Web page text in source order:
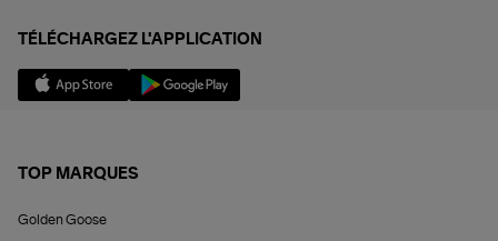
TÉLÉCHARGEZ L'APPLICATION
TOP MARQUES
Golden Goose